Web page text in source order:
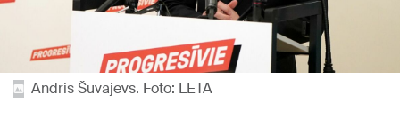
Andris Šuvajevs. Foto: LETA